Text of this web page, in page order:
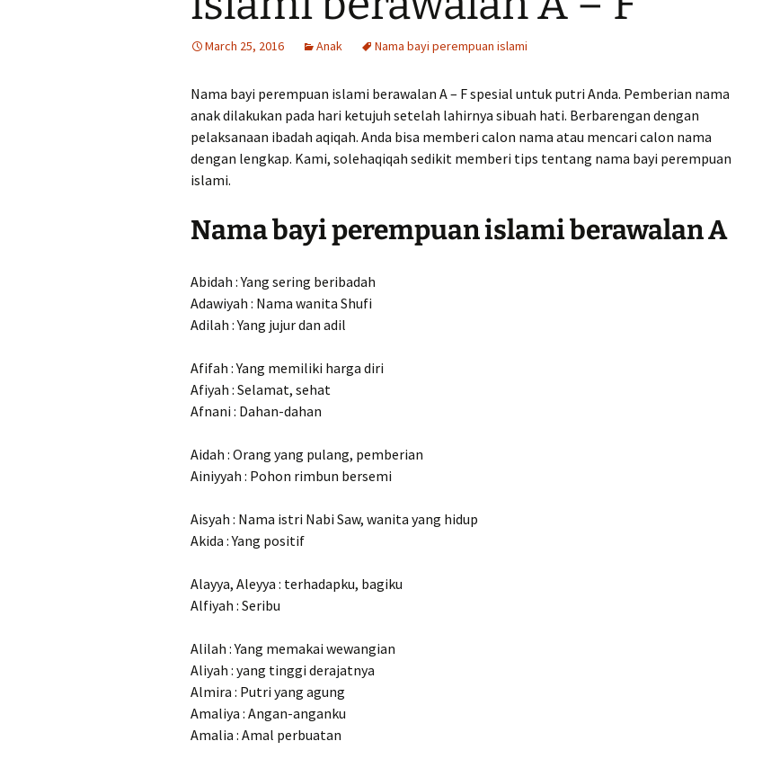
March 25, 2016 Anak Nama bayi perempuan islami
Nama bayi perempuan islami berawalan A – F spesial untuk putri Anda. Pemberian nama
anak dilakukan pada hari ketujuh setelah lahirnya sibuah hati. Berbarengan dengan
pelaksanaan ibadah aqiqah. Anda bisa memberi calon nama atau mencari calon nama
dengan lengkap. Kami, solehaqiqah sedikit memberi tips tentang nama bayi perempuan
islami.
Nama bayi perempuan islami berawalan A
Abidah : Yang sering beribadah
Adawiyah : Nama wanita Shufi
Adilah : Yang jujur dan adil
Afifah : Yang memiliki harga diri
Afiyah : Selamat, sehat
Afnani : Dahan-dahan
Aidah : Orang yang pulang, pemberian
Ainiyyah : Pohon rimbun bersemi
Aisyah : Nama istri Nabi Saw, wanita yang hidup
Akida : Yang positif
Alayya, Aleyya : terhadapku, bagiku
Alfiyah : Seribu
Alilah : Yang memakai wewangian
Aliyah : yang tinggi derajatnya
Almira : Putri yang agung
Amaliya : Angan-anganku
Amalia : Amal perbuatan